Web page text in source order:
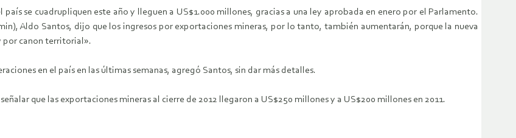
se cuadrupliquen este año y lleguen a US$1.000 millones, gracias a una ley aprobada en enero por el Parlamento.
Aldo Santos, dijo que los ingresos por exportaciones mineras, por lo tanto, también aumentarán, porque la nueva
por canon territorial».
en el país en las últimas semanas, agregó Santos, sin dar más detalles.
que las exportaciones mineras al cierre de 2012 llegaron a US$250 millones y a US$200 millones en 2011.